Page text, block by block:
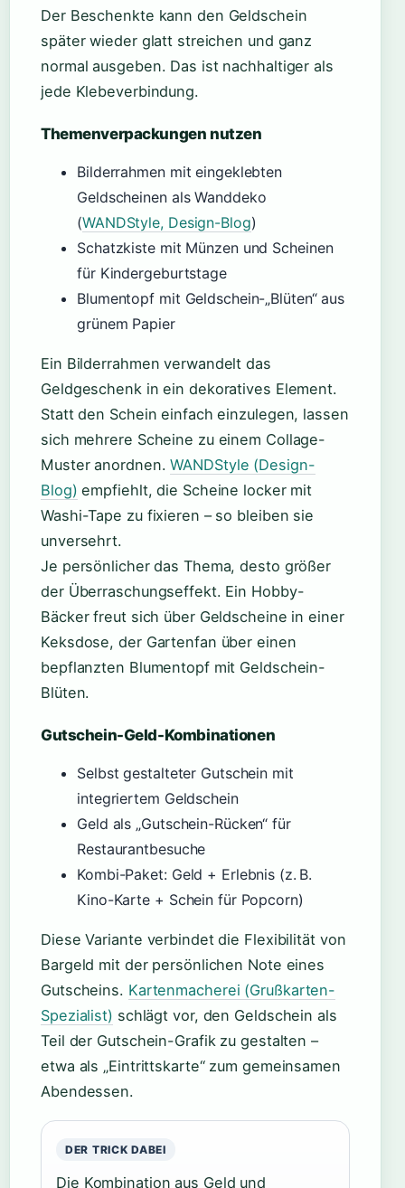
Der Beschenkte kann den Geldschein
später wieder glatt streichen und ganz
normal ausgeben. Das ist nachhaltiger als
jede Klebeverbindung.
Themenverpackungen nutzen
Bilderrahmen mit eingeklebten
Geldscheinen als Wanddeko
(WANDStyle, Design-Blog)
Schatzkiste mit Münzen und Scheinen
für Kindergeburtstage
Blumentopf mit Geldschein-„Blüten“ aus
grünem Papier
Ein Bilderrahmen verwandelt das
Geldgeschenk in ein dekoratives Element.
Statt den Schein einfach einzulegen, lassen
sich mehrere Scheine zu einem Collage-
Muster anordnen.WANDStyle (Design-
Blog) empfiehlt, die Scheine locker mit
Washi-Tape zu fixieren – so bleiben sie
unversehrt.
Je persönlicher das Thema, desto größer
der Überraschungseffekt. Ein Hobby-
Bäcker freut sich über Geldscheine in einer
Keksdose, der Gartenfan über einen
bepflanzten Blumentopf mit Geldschein-
Blüten.
Gutschein-Geld-Kombinationen
Selbst gestalteter Gutschein mit
integriertem Geldschein
Geld als „Gutschein-Rücken“ für
Restaurantbesuche
Kombi-Paket: Geld + Erlebnis (z. B.
Kino-Karte + Schein für Popcorn)
Diese Variante verbindet die Flexibilität von
Bargeld mit der persönlichen Note eines
Gutscheins. Kartenmacherei (Grußkarten-
Spezialist) schlägt vor, den Geldschein als
Teil der Gutschein-Grafik zu gestalten –
etwa als „Eintrittskarte“ zum gemeinsamen
Abendessen.
DER TRICK DABEI
Die Kombination aus Geld und